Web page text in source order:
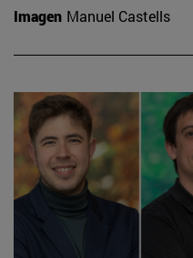
Imagen Manuel Castells